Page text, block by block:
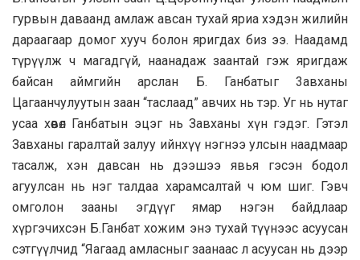
гурвын даваанд амлаж авсан тухай яриа хэдэн жилийн
дараагаар домог хууч болон яригдах биз ээ. Наадамд
түрүүлж ч магадгүй, наанадаж заантай гэж яригдаж
байсан аймгийн арслан Б. Ганбатыг 3aвханы
Цагaaнчулуутын зaaн “тacлaaд” авчих нь тэр. Уг нь нутаг
усаа хөөвөл Ганбатын эцэг нь Завханы хүн гэдэг. Гэтэл
Завханы гаралтай залуу ийнхүү нэгнээ улсын наадмаар
тасалж, хэн давсан нь дээшээ явья гэсэн бодол
агуулсан нь нэг талдаа харамсалтай ч юм шиг. Гэвч
омголон зааны эгдүүг ямар нэгэн байдлаар
хүргэчихсэн Б.Ганбат хожим энэ тухай түүнээс acyycaн
сэтгүүлчид “Яагаад амласныг зaaнaaс л acyycaн нь дээр